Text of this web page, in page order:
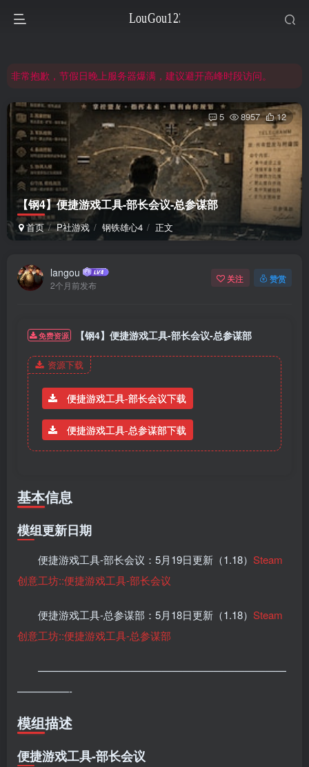
网站合并公告：旧网页langou123.com的内容将搬迁到本页面，本页面后续可通过langou123.com和www.langou123.com访问。旧网页可通过3yc.top访问。
非常抱歉，节假日晚上服务器爆满，建议避开高峰时段访问。
网站合并公告：旧网页langou123.com的内容将搬迁到本页面，本页面后续可通过langou123.com和www.langou123.com访问。旧网页可通过3yc.top访问。
【钢4】便捷游戏工具-部长会议-总参谋部
首页 P社游戏 钢铁雄心4 正文
5 8957 12
langou
2个月前发布
关注 赞赏
免费资源 【钢4】便捷游戏工具-部长会议-总参谋部
资源下载
便捷游戏工具-部长会议下载
便捷游戏工具-总参谋部下载
基本信息
模组更新日期
便捷游戏工具-部长会议：5月19日更新（1.18） Steam
创意工坊::便捷游戏工具-部长会议
便捷游戏工具-总参谋部：5月18日更新（1.18） Steam
创意工坊::便捷游戏工具-总参谋部
————————————————————————
—————-
模组描述
便捷游戏工具-部长会议